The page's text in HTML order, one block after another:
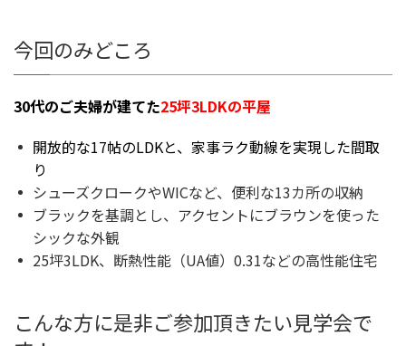
今回のみどころ
30代のご夫婦が建てた25坪3LDKの平屋
開放的な17帖のLDKと、家事ラク動線を実現した間取
り
シューズクロークやWICなど、便利な13カ所の収納
ブラックを基調とし、アクセントにブラウンを使った
シックな外観
25坪3LDK、断熱性能（UA値）0.31などの高性能住宅
こんな方に是非ご参加頂きたい見学会で